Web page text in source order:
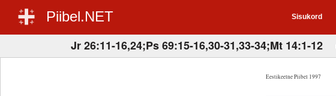
Piibel.NET Sisukord
Jr 26:11-16,24;Ps 69:15-16,30-31,33-34;Mt 14:1-12
Eestikeelne Piibel 1997